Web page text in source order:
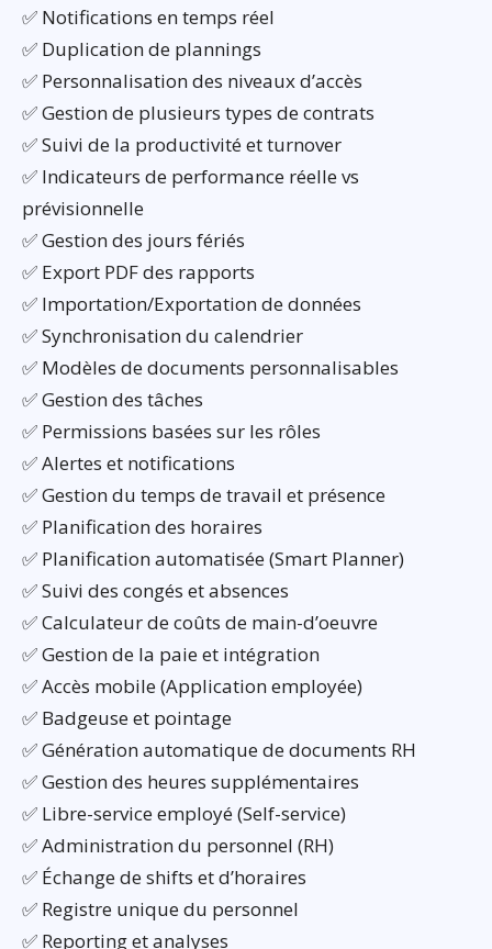
✅ Notifications en temps réel
✅ Duplication de plannings
✅ Personnalisation des niveaux d’accès
✅ Gestion de plusieurs types de contrats
✅ Suivi de la productivité et turnover
✅ Indicateurs de performance réelle vs
prévisionnelle
✅ Gestion des jours fériés
✅ Export PDF des rapports
✅ Importation/Exportation de données
✅ Synchronisation du calendrier
✅ Modèles de documents personnalisables
✅ Gestion des tâches
✅ Permissions basées sur les rôles
✅ Alertes et notifications
✅ Gestion du temps de travail et présence
✅ Planification des horaires
✅ Planification automatisée (Smart Planner)
✅ Suivi des congés et absences
✅ Calculateur de coûts de main-d’oeuvre
✅ Gestion de la paie et intégration
✅ Accès mobile (Application employée)
✅ Badgeuse et pointage
✅ Génération automatique de documents RH
✅ Gestion des heures supplémentaires
✅ Libre-service employé (Self-service)
✅ Administration du personnel (RH)
✅ Échange de shifts et d’horaires
✅ Registre unique du personnel
✅ Reporting et analyses